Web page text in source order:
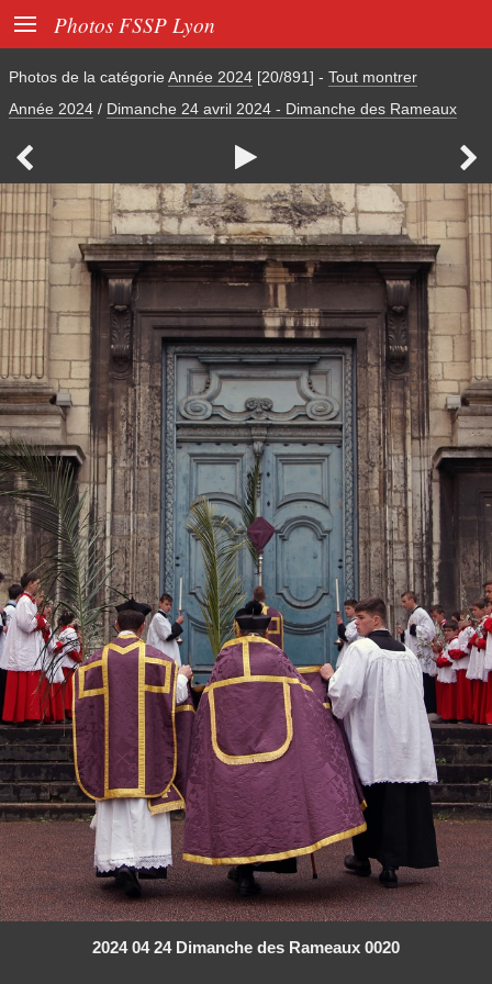
 Photos FSSP Lyon
Photos de la catégorie Année 2024 [20/891] - Tout montrer
Année 2024 / Dimanche 24 avril 2024 - Dimanche des Rameaux
  
2024 04 24 Dimanche des Rameaux 0020